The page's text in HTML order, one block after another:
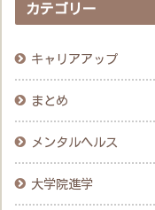
カテゴリー
キャリアアップ
まとめ
メンタルヘルス
大学院進学